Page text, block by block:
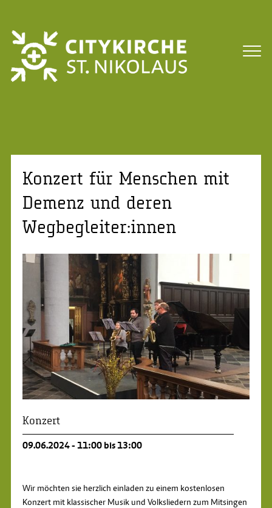
Konzert für Menschen mit
Demenz und deren
Wegbegleiter:innen
Konzert
09.06.2024 - 11:00 bis 13:00
Wir möchten sie herzlich einladen zu einem kostenlosen
Konzert mit klassischer Musik und Volksliedern zum Mitsingen